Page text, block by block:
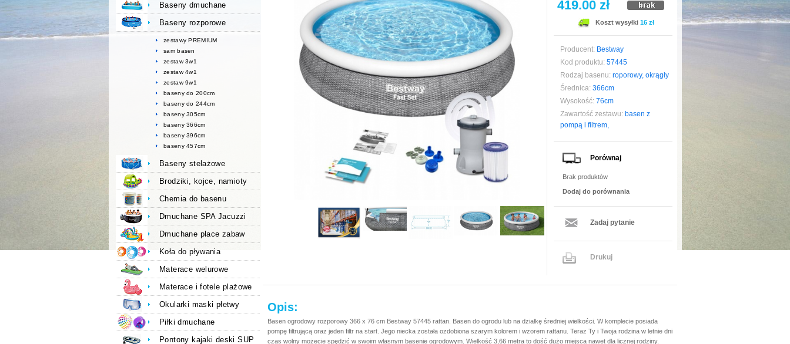
419.00 zł
Koszt wysyłki 16 zł
Producent: Bestway
Kod produktu: 57445
Rodzaj basenu: roporowy, okrągły
Średnica: 366cm
Wysokość: 76cm
Zawartość zestawu: basen z
pompą i filtrem,
Porównaj
Brak produktów
Dodaj do porównania
Zadaj pytanie
Drukuj
Opis:
Basen ogrodowy rozporowy 366 x 76 cm Bestway 57445 rattan. Basen do ogrodu lub na działkę średniej wielkości. W komplecie posiada
pompę filtrującą oraz jeden filtr na start. Jego niecka została ozdobiona szarym kolorem i wzorem rattanu. Teraz Ty i Twoja rodzina w letnie dni
czas wolny możecie spędzić w swoim własnym basenie ogrodowym. Wielkość 3,66 metra to dość dużo miejsca nawet dla licznej rodziny.
Baseny dmuchane
Baseny rozporowe
zestawy PREMIUM
sam basen
zestaw 3w1
zestaw 4w1
zestaw 9w1
baseny do 200cm
baseny do 244cm
baseny 305cm
baseny 366cm
baseny 396cm
baseny 457cm
Baseny stelażowe
Brodziki, kojce, namioty
Chemia do basenu
Dmuchane SPA Jacuzzi
Dmuchane place zabaw
Koła do pływania
Materace welurowe
Materace i fotele plażowe
Okularki maski płetwy
Piłki dmuchane
Pontony kajaki deski SUP